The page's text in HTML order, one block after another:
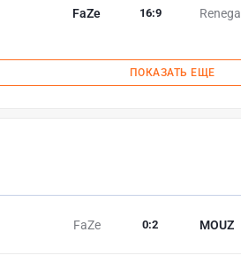
FaZe 16:9
ПОКАЗАТЬ ЕЩЕ
FaZe MOUZ
0:2